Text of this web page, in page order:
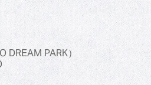
DREAM PARK）